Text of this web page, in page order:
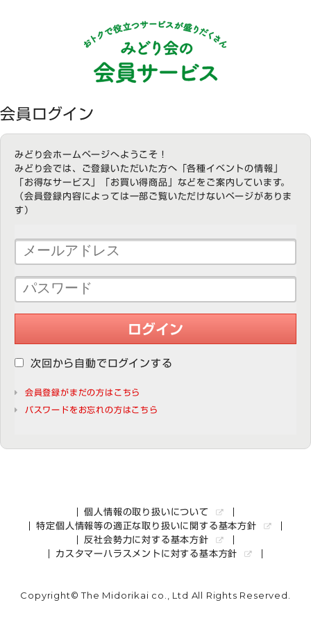
会員ログイン
みどり会ホームページへようこそ！
みどり会では、ご登録いただいた方へ「各種イベントの情報」
「お得なサービス」「お買い得商品」などをご案内しています。
（会員登録内容によっては一部ご覧いただけないページがありま
す）
ログイン
次回から自動でログインする
会員登録がまだの方はこちら
パスワードをお忘れの方はこちら
個人情報の取り扱いについて
特定個人情報等の適正な取り扱いに関する基本方針
反社会勢力に対する基本方針
カスタマーハラスメントに対する基本方針
Copyright© The Midorikai co., Ltd All Rights Reserved.